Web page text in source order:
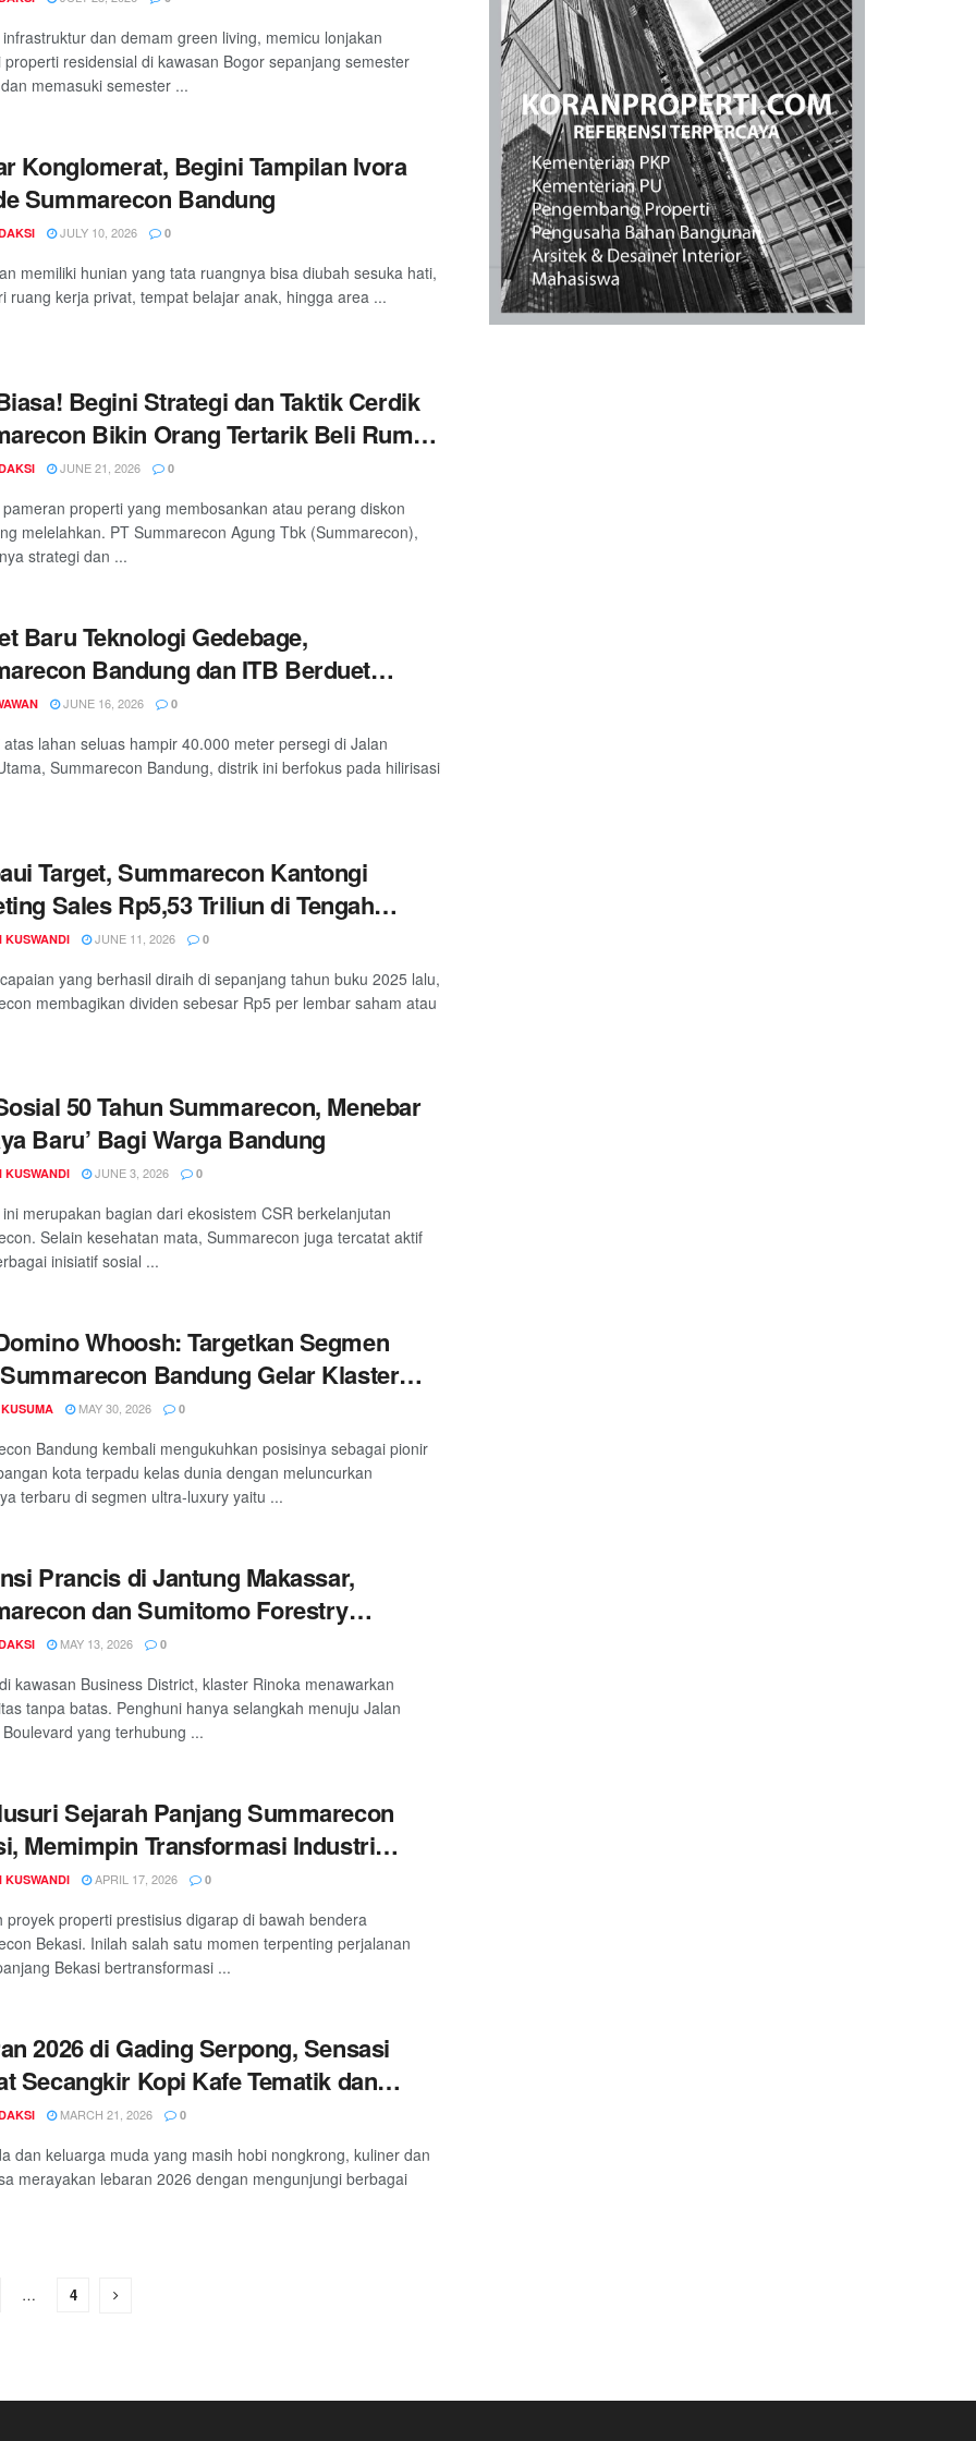
dan demam green living, memicu lonjakan
properti residensial di kawasan Bogor sepanjang semester
memasuki semester ...
Konglomerat, Begini Tampilan Ivora
Summarecon Bandung
JULY 10, 2026 0
memiliki hunian yang tata ruangnya bisa diubah sesuka hati,
ruang kerja privat, tempat belajar anak, hingga area ...
Begini Strategi dan Taktik Cerdik
Bikin Orang Tertarik Beli Rumah
JUNE 21, 2026 0
properti yang membosankan atau perang diskon
melelahkan. PT Summarecon Agung Tbk (Summarecon),
strategi dan ...
Baru Teknologi Gedebage,
Bandung dan ITB Berduet
Pusat Strategis AI
JUNE 16, 2026 0
atas lahan seluas hampir 40.000 meter persegi di Jalan
Summarecon Bandung, distrik ini berfokus pada hilirisasi
Target, Summarecon Kantongi
Sales Rp5,53 Triliun di Tengah
Ekonomi
KUSWANDI JUNE 11, 2026 0
yang berhasil diraih di sepanjang tahun buku 2025 lalu,
membagikan dividen sebesar Rp5 per lembar saham atau
50 Tahun Summarecon, Menebar
Baru’ Bagi Warga Bandung
KUSWANDI JUNE 3, 2026 0
merupakan bagian dari ekosistem CSR berkelanjutan
Selain kesehatan mata, Summarecon juga tercatat aktif
inisiatif sosial ...
Whoosh: Targetkan Segmen
Bandung Gelar Klaster
Xandari
MAY 30, 2026 0
Bandung kembali mengukuhkan posisinya sebagai pionir
kota terpadu kelas dunia dengan meluncurkan
terbaru di segmen ultra-luxury yaitu ...
Prancis di Jantung Makassar,
dan Sumitomo Forestry
Klaster Rinoka
MAY 13, 2026 0
kawasan Business District, klaster Rinoka menawarkan
tanpa batas. Penghuni hanya selangkah menuju Jalan
yang terhubung ...
Sejarah Panjang Summarecon
Memimpin Transformasi Industri
di Timur Jakarta
KUSWANDI APRIL 17, 2026 0
proyek properti prestisius digarap di bawah bendera
Bekasi. Inilah salah satu momen terpenting perjalanan
Bekasi bertransformasi ...
2026 di Gading Serpong, Sensasi
Secangkir Kopi Kafe Tematik dan
Seru di Area Hijau Scientia
Park
MARCH 21, 2026 0
dan keluarga muda yang masih hobi nongkrong, kuliner dan
merayakan lebaran 2026 dengan mengunjungi berbagai
… 4